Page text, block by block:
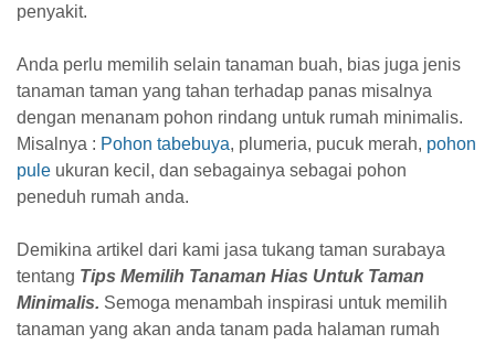
penyakit.
Anda perlu memilih selain tanaman buah, bias juga jenis
tanaman taman yang tahan terhadap panas misalnya
dengan menanam pohon rindang untuk rumah minimalis.
Misalnya : Pohon tabebuya, plumeria, pucuk merah, pohon
pule ukuran kecil, dan sebagainya sebagai pohon
peneduh rumah anda.
Demikina artikel dari kami jasa tukang taman surabaya
tentang Tips Memilih Tanaman Hias Untuk Taman
Minimalis. Semoga menambah inspirasi untuk memilih
tanaman yang akan anda tanam pada halaman rumah